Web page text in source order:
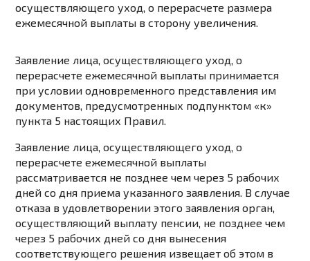
осуществляющего уход, о перерасчете размера
ежемесячной выплаты в сторону увеличения.
Заявление лица, осуществляющего уход, о
перерасчете ежемесячной выплаты принимается
при условии одновременного представления им
документов, предусмотренных подпунктом «к»
пункта 5 настоящих Правил.
Заявление лица, осуществляющего уход, о
перерасчете ежемесячной выплаты
рассматривается не позднее чем через 5 рабочих
дней со дня приема указанного заявления. В случае
отказа в удовлетворении этого заявления орган,
осуществляющий выплату пенсии, не позднее чем
через 5 рабочих дней со дня вынесения
соответствующего решения извещает об этом в